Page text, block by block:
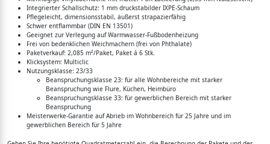
Integrierter Schallschutz: 1 mm druckstabilder IXPE-Schaum
Pflegeleicht, dimensionsstabil, äußerst strapazierfähig
Schwer entflammbar (DIN EN 13501)
Geeignet zur Verlegung auf Warmwasser-Fußbodenheizung
Frei von bedenklichen Weichmachern (frei von Phthalate)
Paketverkauf: 2,085 m²/Paket, Paket á 6 Stk.
Klicksystem: Multiclic
Nutzungsklasse: 23/33
Beanspruchungsklasse 23: für alle Wohnbereiche mit starker
Beanspruchung wie Flure, Küchen, Heimbüro
Beanspruchungsklasse 33: für gewerblichen Bereich mit starker
Beanspruchung
Meisterwerke-Garantie auf Abrieb im Wohnbereich für 25 Jahre und im
gewerblichen Bereich für 5 Jahre